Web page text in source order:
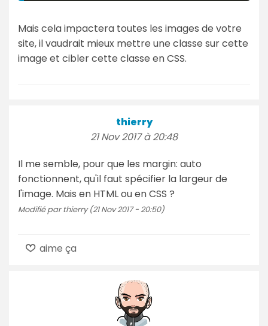
Mais cela impactera toutes les images de votre
site, il vaudrait mieux mettre une classe sur cette
image et cibler cette classe en CSS.
thierry
21 Nov 2017 à 20:48
Il me semble, pour que les margin: auto
fonctionnent, qu'il faut spécifier la largeur de
l'image. Mais en HTML ou en CSS ?
Modifié par thierry (21 Nov 2017 - 20:50)
aime ça